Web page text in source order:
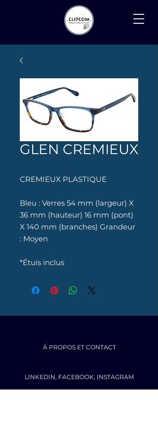
Recherche
GLEN CREMIEUX
CREMIEUX PLASTIQUE
Bleu : Verres 54 mm (largeur) X
36 mm (hauteur) 16 mm (pont)
X 140 mm (branches) Grandeur
: Moyen
*Étuis inclus
À PROPOS ET CONTACT
LINKEDIN, FACEBOOK, INSTAGRAM